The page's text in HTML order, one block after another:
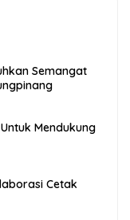
Semangat
Mendukung
Cetak